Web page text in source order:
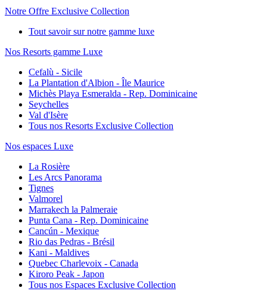
Notre Offre Exclusive Collection
Tout savoir sur notre gamme luxe
Nos Resorts gamme Luxe
Cefalù - Sicile
La Plantation d'Albion - Île Maurice
Michès Playa Esmeralda - Rep. Dominicaine
Seychelles
Val d'Isère
Tous nos Resorts Exclusive Collection
Nos espaces Luxe
La Rosière
Les Arcs Panorama
Tignes
Valmorel
Marrakech la Palmeraie
Punta Cana - Rep. Dominicaine
Cancún - Mexique
Rio das Pedras - Brésil
Kani - Maldives
Quebec Charlevoix - Canada
Kiroro Peak - Japon
Tous nos Espaces Exclusive Collection